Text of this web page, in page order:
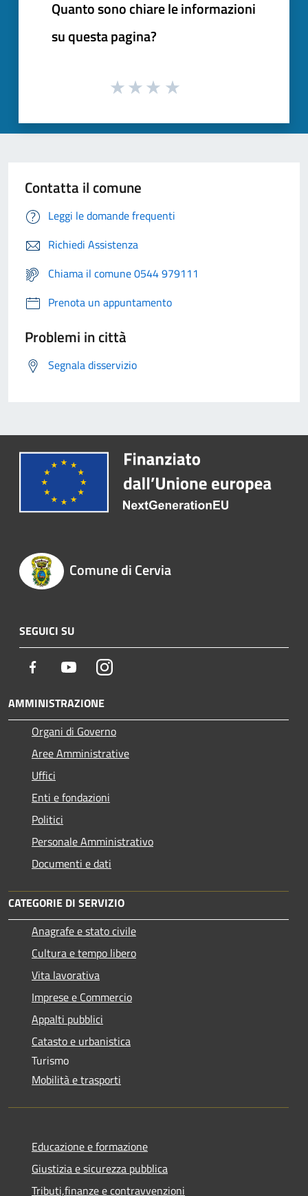
Quanto sono chiare le informazioni
su questa pagina?
Contatta il comune
Leggi le domande frequenti
Richiedi Assistenza
Chiama il comune 0544 979111
Prenota un appuntamento
Problemi in città
Segnala disservizio
Comune di Cervia
SEGUICI SU
Facebook YoutubeInstagram
AMMINISTRAZIONE
Organi di Governo
Aree Amministrative
Uffici
Enti e fondazioni
Politici
Personale Amministrativo
Documenti e dati
CATEGORIE DI SERVIZIO
Anagrafe e stato civile
Cultura e tempo libero
Vita lavorativa
Imprese e Commercio
Appalti pubblici
Catasto e urbanistica
Turismo
Mobilità e trasporti
Educazione e formazione
Giustizia e sicurezza pubblica
Tributi,finanze e contravvenzioni